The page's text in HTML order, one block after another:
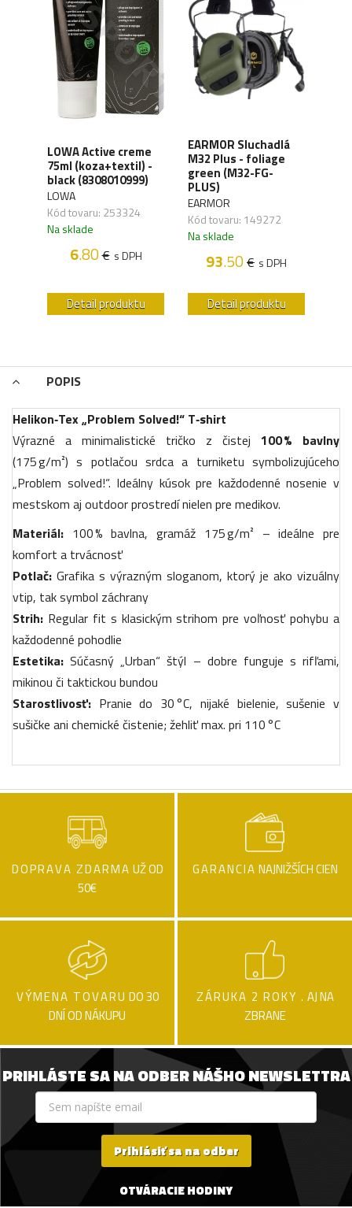
LOWA Active creme
75ml (koza+textil) -
black (8308010999)
LOWA
Kód tovaru: 253324
Na sklade
6.80€ s DPH
Detail produktu
EARMOR Sluchadlá
M32 Plus - foliage
green (M32-FG-
PLUS)
EARMOR
Kód tovaru: 149272
Na sklade
93.50€ s DPH
Detail produktu
POPIS
Helikon‑Tex „Problem Solved!“ T‑shirt
Výrazné a minimalistické tričko z čistej 100 % bavlny
(175 g/m²) s potlačou srdca a turniketu symbolizujúceho
„Problem solved!“. Ideálny kúsok pre každodenné nosenie v
mestskom aj outdoor prostredí nielen pre medikov.
Materiál: 100 % bavlna, gramáž 175 g/m² – ideálne pre
komfort a trvácnosť
Potlač: Grafika s výrazným sloganom, ktorý je ako vizuálny
vtip, tak symbol záchrany
Strih: Regular fit s klasickým strihom pre voľnosť pohybu a
každodenné pohodlie
Estetika: Súčasný „Urban“ štýl – dobre funguje s rifľami,
mikinou či taktickou bundou
Starostlivosť: Pranie do 30 °C, nijaké bielenie, sušenie v
sušičke ani chemické čistenie; žehliť max. pri 110 °C
DOPRAVA ZDARMA UŽ OD
50€
GARANCIA NAJNIŽŠÍCH CIEN
VÝMENA TOVARU DO 30
DNÍ OD NÁKUPU
ZÁRUKA 2 ROKY . AJ NA
ZBRANE
PRIHLÁSTE SA NA ODBER NÁŠHO NEWSLETTRA
Prihlásiť sa na odber
OTVÁRACIE HODINY